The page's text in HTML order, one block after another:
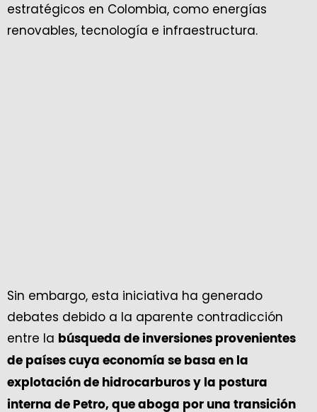
estratégicos en Colombia, como energías
renovables, tecnología e infraestructura.
Sin embargo, esta iniciativa ha generado
debates debido a la aparente contradicción
entre la búsqueda de inversiones provenientes
de países cuya economía se basa en la
explotación de hidrocarburos y la postura
interna de Petro, que aboga por una transición